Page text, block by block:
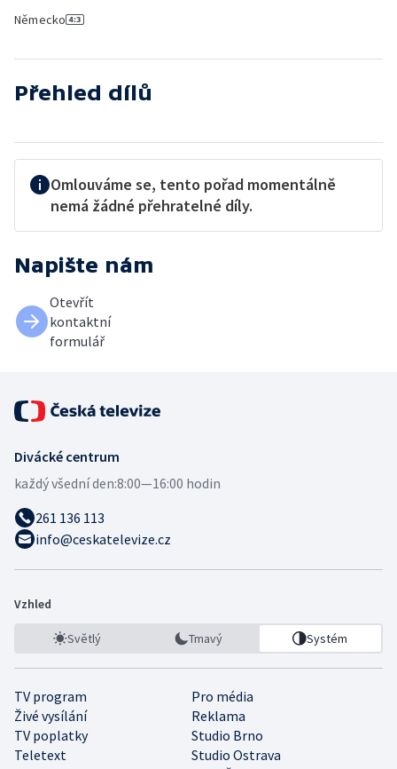
Německo
Přehled dílů
Omlouváme se, tento pořad momentálně
nemá žádné přehratelné díly.
Napište nám
Otevřít
kontaktní
formulář
Divácké centrum
každý všední den:8:00—16:00 hodin
261 136 113
info@ceskatelevize.cz
Vzhled
Světlý Tmavý Systém
TV program
Pro média
Živé vysílání
Reklama
TV poplatky
Studio Brno
Teletext
Studio Ostrava